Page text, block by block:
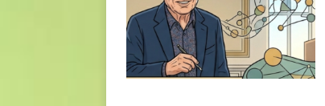
DIRITTI E SOCIETÀ
[ 2 Agosto 2026 ]
L'ALTRA PAGINA